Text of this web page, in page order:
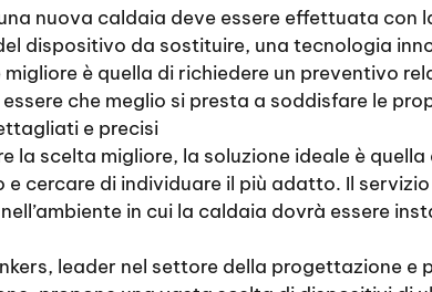
nuova caldaia deve essere effettuata
dispositivo da sostituire, una tecnologia
migliore è quella di richiedere un preventivo
che meglio si presta a soddisfare le
e precisi
la scelta migliore, la soluzione ideale è
e cercare di individuare il più adatto. Il
in cui la caldaia dovrà essere
leader nel settore della progettazione